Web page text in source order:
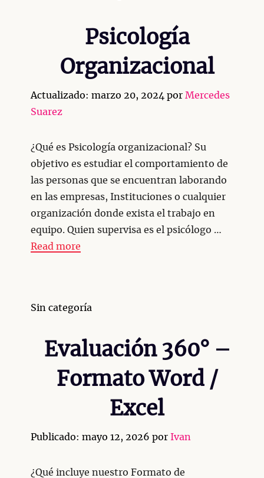
Psicología
Organizacional
Actualizado: marzo 20, 2024 porMercedes
Suarez
¿Qué es Psicología organizacional? Su
objetivo es estudiar el comportamiento de
las personas que se encuentran laborando
en las empresas, Instituciones o cualquier
organización donde exista el trabajo en
equipo. Quien supervisa es el psicólogo …
Read more
Categorías
Sin categoría
Evaluación 360° –
Formato Word /
Excel
Publicado: mayo 12, 2026 por Ivan
¿Qué incluye nuestro Formato de